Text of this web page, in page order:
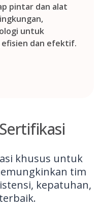
pintar dan alat
untuk
efisien dan efektif.
khusus untuk
tim
kepatuhan,